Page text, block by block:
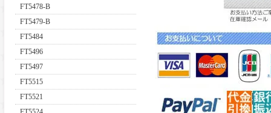
FT5478-B
FT5479-B
FT5484
FT5496
FT5497
FT5515
FT5521